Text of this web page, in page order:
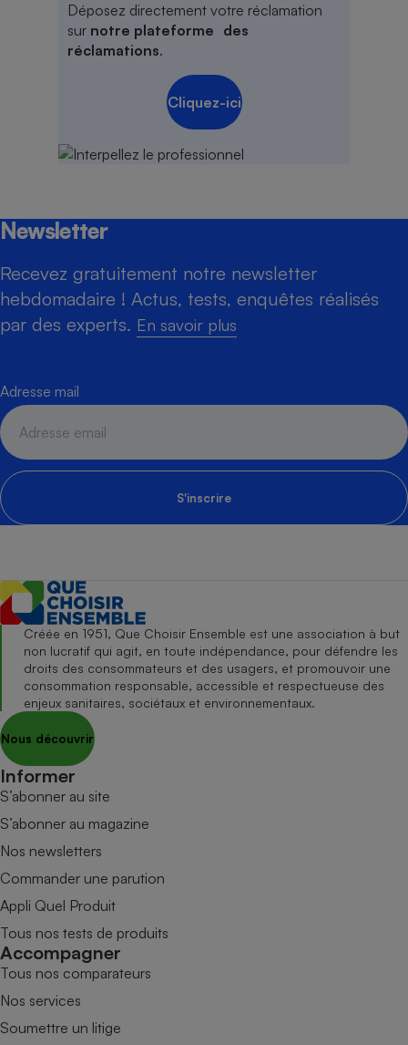
Déposez directement votre réclamation
sur notre plateforme des
réclamations.
Cliquez-ici
Newsletter
Recevez gratuitement notre newsletter
hebdomadaire ! Actus, tests, enquêtes réalisés
par des experts. En savoir plus
Adresse mail
S'inscrire
Créée en 1951, Que Choisir Ensemble est une association à but
non lucratif qui agit, en toute indépendance, pour défendre les
droits des consommateurs et des usagers, et promouvoir une
consommation responsable, accessible et respectueuse des
enjeux sanitaires, sociétaux et environnementaux.
Nous découvrir
Informer
S’abonner au site
S’abonner au magazine
Nos newsletters
Commander une parution
Appli Quel Produit
Tous nos tests de produits
Accompagner
Tous nos comparateurs
Nos services
Soumettre un litige